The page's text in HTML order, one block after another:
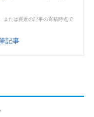
または直近の記事の寄稿時点で
記事